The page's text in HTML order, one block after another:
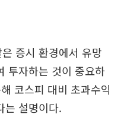
증시 환경에서 유망
투자하는 것이 중요하
코스피 대비 초과수익
는 설명이다.